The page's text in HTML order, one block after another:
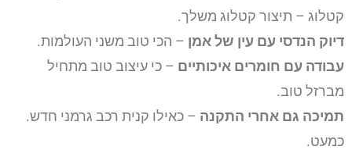
קטלוג – תיצור קטלוג משלך.
דיוק הנדסי עם עין של אמן – הכי טוב משני העולמות.
עבודה עם חומרים איכותיים – כי עיצוב טוב מתחיל
מברזל טוב.
תמיכה גם אחרי התקנה – כאילו קנית רכב גרמני חדש.
כמעט.